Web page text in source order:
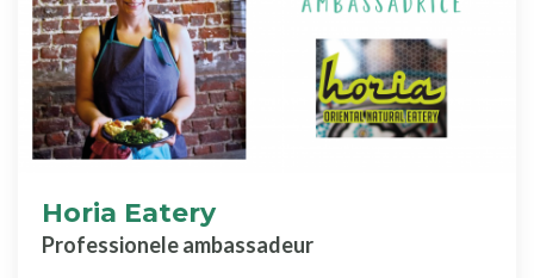
Horia Eatery
Professionele ambassadeur